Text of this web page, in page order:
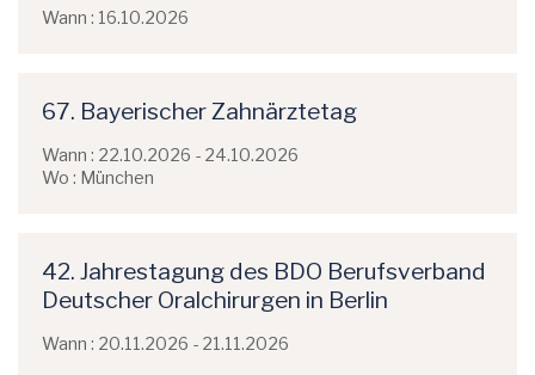
Wann : 16.10.2026
67. Bayerischer Zahnärztetag
Wann : 22.10.2026 - 24.10.2026
Wo : München
42. Jahrestagung des BDO Berufsverband
Deutscher Oralchirurgen in Berlin
Wann : 20.11.2026 - 21.11.2026